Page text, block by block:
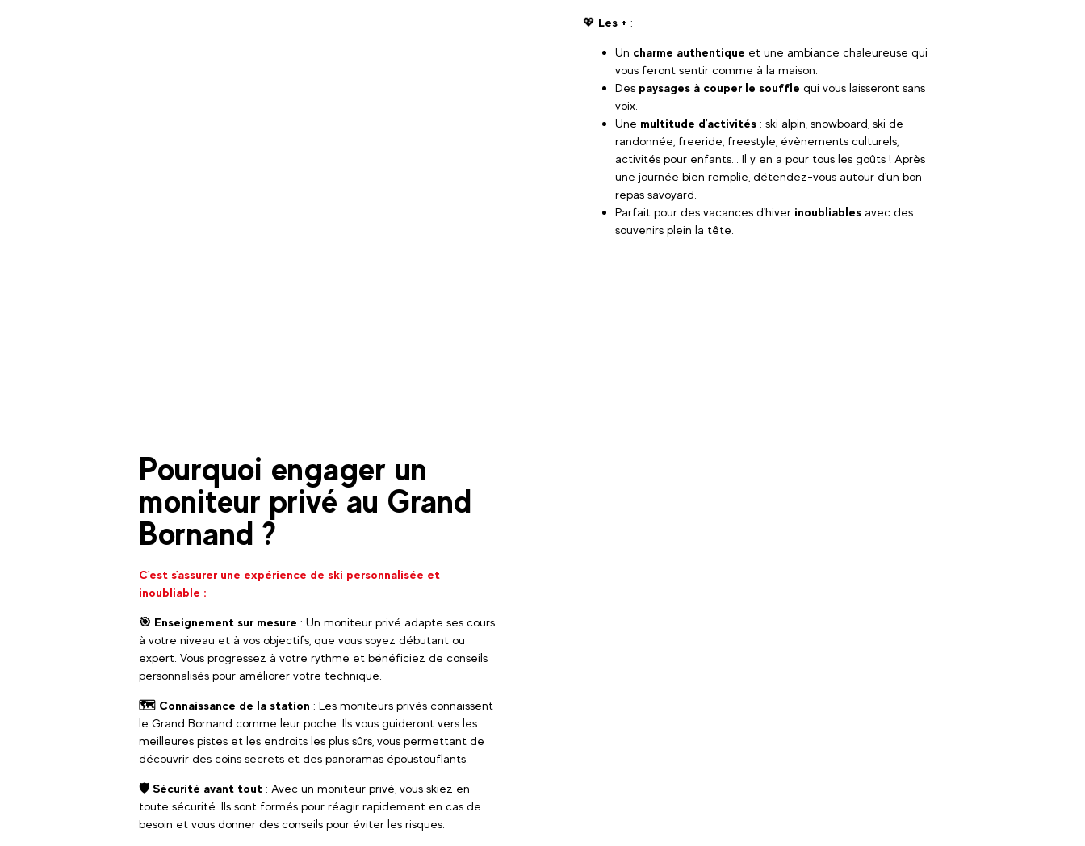
💖 Les + :
Un charme authentique et une ambiance chaleureuse qui
vous feront sentir comme à la maison.
Des paysages à couper le souffle qui vous laisseront sans
voix.
Une multitude d'activités : ski alpin, snowboard, ski de
randonnée, freeride, freestyle, évènements culturels,
activités pour enfants... Il y en a pour tous les goûts ! Après
une journée bien remplie, détendez-vous autour d'un bon
repas savoyard.
Parfait pour des vacances d'hiver inoubliables avec des
souvenirs plein la tête.
Pourquoi engager un
moniteur privé au Grand
Bornand ?
C'est s'assurer une expérience de ski personnalisée et
inoubliable :
🎯 Enseignement sur mesure : Un moniteur privé adapte ses cours
à votre niveau et à vos objectifs, que vous soyez débutant ou
expert. Vous progressez à votre rythme et bénéficiez de conseils
personnalisés pour améliorer votre technique.
🗺️ Connaissance de la station : Les moniteurs privés connaissent
le Grand Bornand comme leur poche. Ils vous guideront vers les
meilleures pistes et les endroits les plus sûrs, vous permettant de
découvrir des coins secrets et des panoramas époustouflants.
🛡️ Sécurité avant tout : Avec un moniteur privé, vous skiez en
toute sécurité. Ils sont formés pour réagir rapidement en cas de
besoin et vous donner des conseils pour éviter les risques.